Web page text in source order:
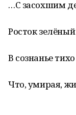
…С засохшим
Росток
В сознанье
Что, умирая,